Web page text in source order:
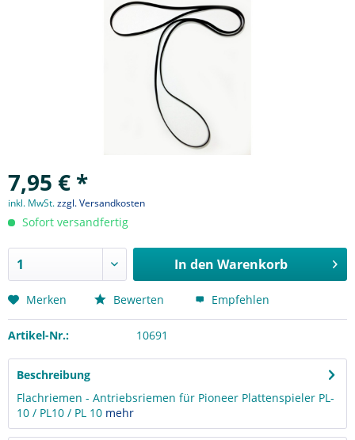
7,95 € *
inkl. MwSt.zzgl. Versandkosten
Sofort versandfertig
In den Warenkorb
Merken Bewerten Empfehlen
Artikel-Nr.: 10691
Beschreibung
Flachriemen - Antriebsriemen für Pioneer Plattenspieler PL-
10 / PL10 / PL 10 mehr